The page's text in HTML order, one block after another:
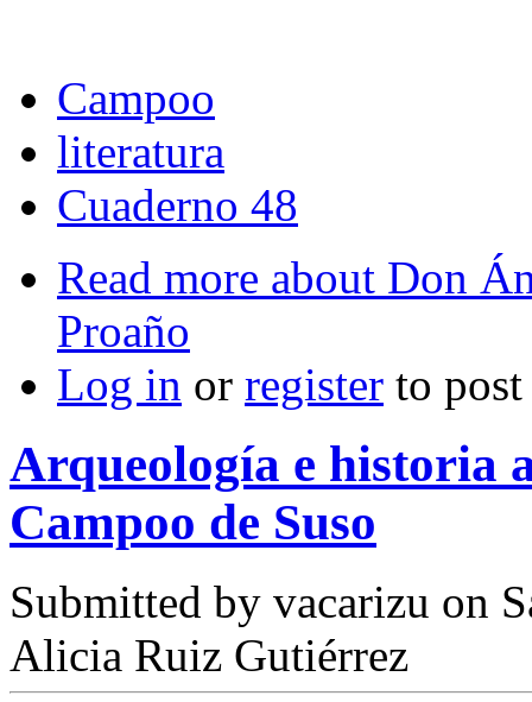
Campoo
literatura
Cuaderno 48
Read more about Don
Proaño
Log in or register to
Arqueología e historia
Campoo de Suso
Submitted by vacarizu on
Alicia Ruiz Gutiérrez